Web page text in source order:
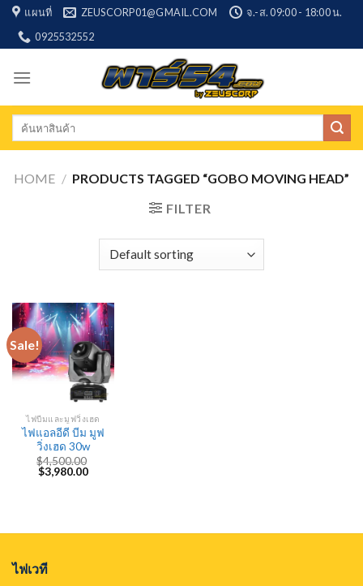
Skip
content
แผนที่ ZEUSCORP01@GMAIL.COM
จ.-ส. 09:00 - 18:00 น.
0925532552
Search
HOME / PRODUCTS TAGGED “GOBO MOVING HEAD”
FILTER
Sale!
ไฟบีมและมูฟวิ่งเฮด
ไฟแอลอีดี บีม มูฟ
วิ่งเฮด 30w
$4,500.00
Original
price
$3,980.00Current
ไฟเวที